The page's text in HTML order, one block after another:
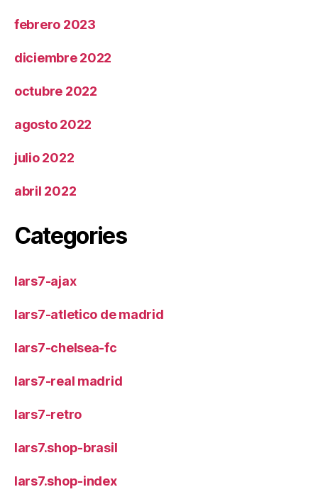
febrero 2023
diciembre 2022
octubre 2022
agosto 2022
julio 2022
abril 2022
Categories
lars7-ajax
lars7-atletico de madrid
lars7-chelsea-fc
lars7-real madrid
lars7-retro
lars7.shop-brasil
lars7.shop-index